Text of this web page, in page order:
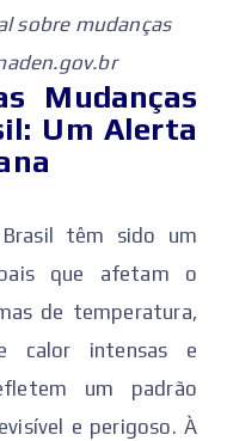
sobre mudanças
Mudanças
Um Alerta
têm sido um
que afetam o
de temperatura,
calor intensas e
um padrão
e perigoso. À